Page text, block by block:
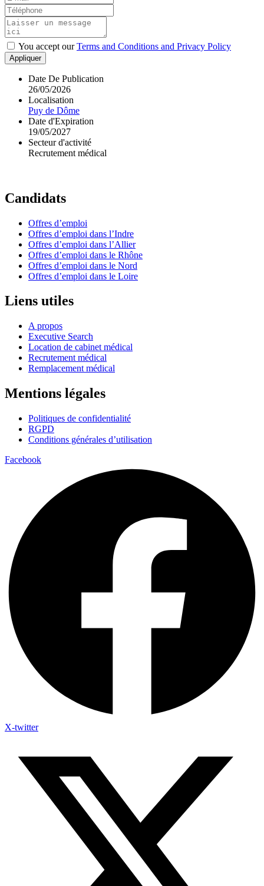
You accept ourTerms and Conditions and Privacy Policy
Appliquer
Date De Publication
26/05/2026
Localisation
Puy de Dôme
Date d'Expiration
19/05/2027
Secteur d'activité
Recrutement médical
Candidats
Offres d’emploi
Offres d’emploi dans l’Indre
Offres d’emploi dans l’Allier
Offres d’emploi dans le Rhône
Offres d’emploi dans le Nord
Offres d’emploi dans le Loire
Liens utiles
A propos
Executive Search
Location de cabinet médical
Recrutement médical
Remplacement médical
Mentions légales
Politiques de confidentialité
RGPD
Conditions générales d’utilisation
Facebook
X-twitter